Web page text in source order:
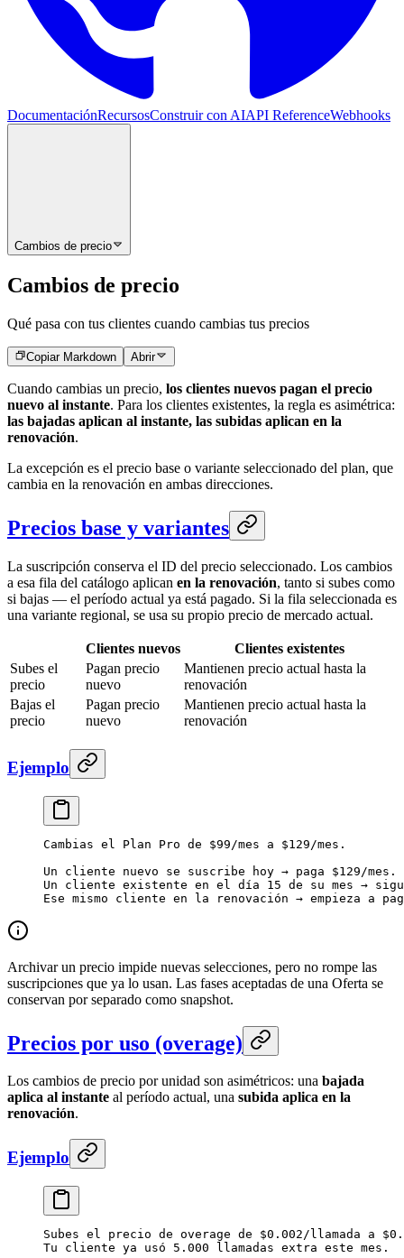
DocumentaciónRecursosConstruir con AIAPI ReferenceWebhooks
Cambios de precio
Cambios de precio
Qué pasa con tus clientes cuando cambias tus precios
Copiar Markdown Abrir
Cuando cambias un precio, los clientes nuevos pagan el precio
nuevo al instante. Para los clientes existentes, la regla es asimétrica:
las bajadas aplican al instante, las subidas aplican en la
renovación.
La excepción es el precio base o variante seleccionado del plan, que
cambia en la renovación en ambas direcciones.
Precios base y variantes
La suscripción conserva el ID del precio seleccionado. Los cambios
a esa fila del catálogo aplican en la renovación, tanto si subes como
si bajas — el período actual ya está pagado. Si la fila seleccionada es
una variante regional, se usa su propio precio de mercado actual.
Clientes nuevos
Clientes existentes
Subes el
precio
Pagan precio
nuevo
Mantienen precio actual hasta la
renovación
Bajas el
precio
Pagan precio
nuevo
Mantienen precio actual hasta la
renovación
Ejemplo
Cambias el Plan Pro de $99/mes a $129/mes.
Un cliente nuevo se suscribe hoy → paga $129/mes.
Un cliente existente en el día 15 de su mes →
Ese mismo cliente en la renovación → empieza a
Archivar un precio impide nuevas selecciones, pero no rompe las
suscripciones que ya lo usan. Las fases aceptadas de una Oferta se
conservan por separado como snapshot.
Precios por uso (overage)
Los cambios de precio por unidad son asimétricos: una bajada
aplica al instante al período actual, una subida aplica en la
renovación.
Ejemplo
Subes el precio de overage de $0.002/llamada a
Tu cliente ya usó 5.000 llamadas extra este mes.